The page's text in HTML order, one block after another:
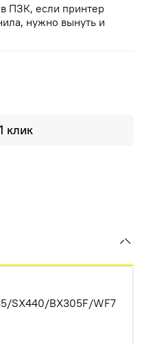
клик
ПЗК, если принтер
нужно вынуть и
SX440/BX305F/WF7